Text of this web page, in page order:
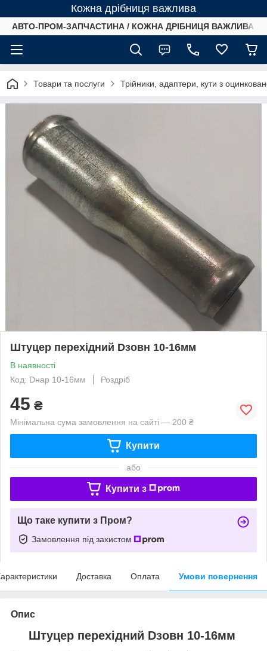
Кожна дрібниця важлива
АВТО-ПРОМ-ЗАПЧАСТИНА / КОЖНА ДРІБНИЦЯ ВАЖЛИВА /
Товари та послуги Трійники, адаптери, кути з
Штуцер перехідний Dзовн 10-16мм
В наявності
Код: Dнар 10-16мм
Роздріб
45 ₴
Мінімальна сума замовлення на сайті — 200 ₴
Купити
або
Купити з
Що таке купити з Пром?
Замовлення під захистом
Доставка Оплата Умови повернення
Опис
Штуцер перехідний Dзовн 10-16мм